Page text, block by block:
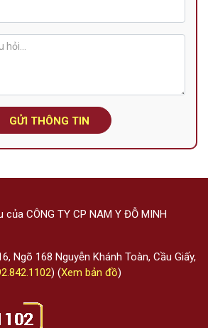
GỬI THÔNG TIN
CÔNG TY CP NAM Y ĐỖ MINH
Ngõ 168 Nguyễn Khánh Toàn, Cầu Giấy,
) (Xem bản đồ)